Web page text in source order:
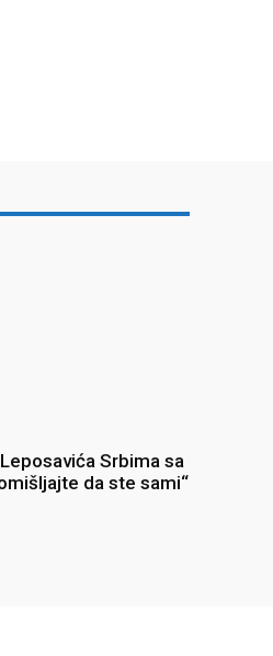
Srbima sa
da ste sami“